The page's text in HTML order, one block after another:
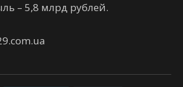
– 5,8 млрд рублей.